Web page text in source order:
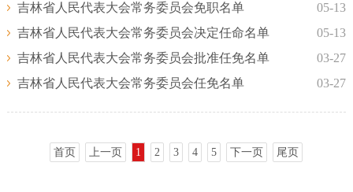
吉林省人民代表大会常务委员会免职名单
05-13
吉林省人民代表大会常务委员会决定任命名单
05-13
吉林省人民代表大会常务委员会批准任免名单
03-27
吉林省人民代表大会常务委员会任免名单
03-27
首页 上一页 1 2 3 4 5 下一页 尾页